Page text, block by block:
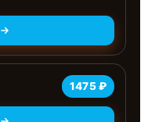
1475 ₽